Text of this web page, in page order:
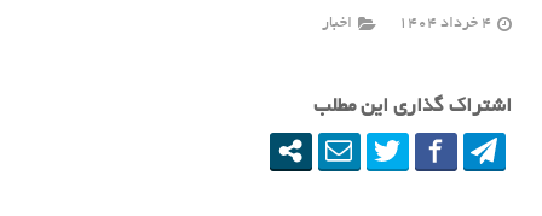
4 خرداد 1404 اخبار
اشتراک گذاری این مطلب